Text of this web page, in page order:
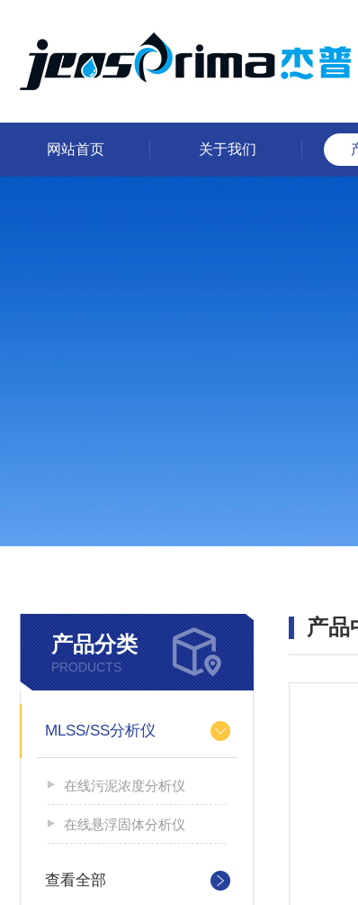
网站首页 关于我们
产品分类
PRODUCTS
MLSS/SS分析仪
在线污泥浓度分析仪
在线悬浮固体分析仪
查看全部
产品